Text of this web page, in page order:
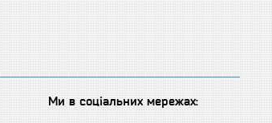
Ми в соціальних мережах: